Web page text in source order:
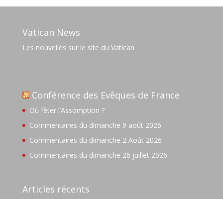
Vatican News
Les nouvelles sur le site du Vatican
Conférence des Evêques de France
Où fêter l’Assomption ?
Commentaires du dimanche 9 août 2026
Commentaires du dimanche 2 Août 2026
Commentaires du dimanche 26 juillet 2026
Articles récents